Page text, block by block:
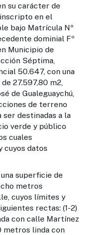
su carácter de
en el
bajo Matrícula Nº
dominial Fº
Municipio de
Séptima,
50.647, con una
27.597,80 m2,
de Gualeguaychú,
de terreno
ser destinadas a la
verde y público
cuales
cuyos datos
superficie de
metros
cuyos límites y
rectas: (1-2)
con calle Martínez
metros linda con